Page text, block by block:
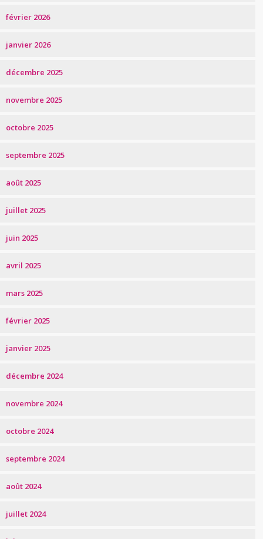
février 2026
janvier 2026
décembre 2025
novembre 2025
octobre 2025
septembre 2025
août 2025
juillet 2025
juin 2025
avril 2025
mars 2025
février 2025
janvier 2025
décembre 2024
novembre 2024
octobre 2024
septembre 2024
août 2024
juillet 2024